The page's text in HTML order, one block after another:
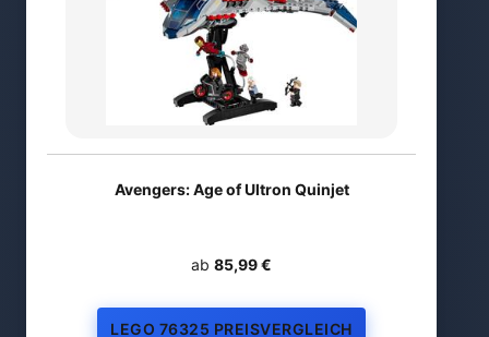
Avengers: Age of Ultron Quinjet
ab 85,99 €
LEGO 76325 PREISVERGLEICH